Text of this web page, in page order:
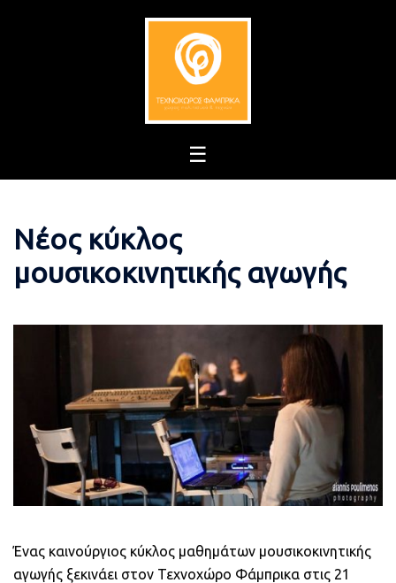
Νέος κύκλος
μουσικοκινητικής αγωγής
Ένας καινούργιος κύκλος μαθημάτων μουσικοκινητικής
αγωγής ξεκινάει στον Τεχνοχώρο Φάμπρικα στις 21